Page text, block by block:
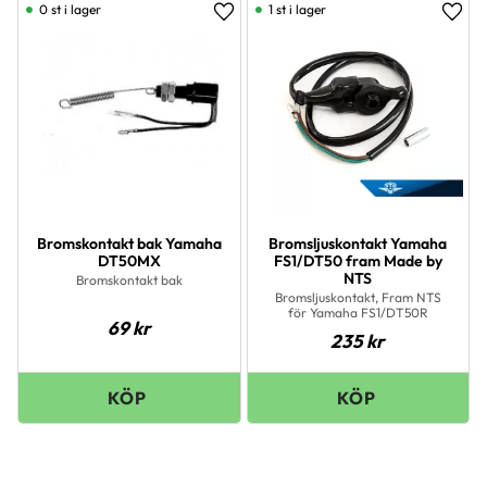
Bromskontakt bak Yamaha
DT50MX
Bromskontakt bak
69kr
Lägg till i favoriter
0 st i lager
Bromsljuskontakt Yamaha
FS1/DT50 fram Made by
NTS
Bromsljuskontakt, Fram NTS
för Yamaha FS1/DT50R
235kr
1 st i lager